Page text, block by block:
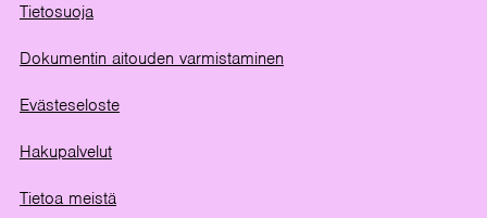
Tietosuoja
Dokumentin aitouden varmistaminen
Evästeseloste
Hakupalvelut
Tietoa meistä